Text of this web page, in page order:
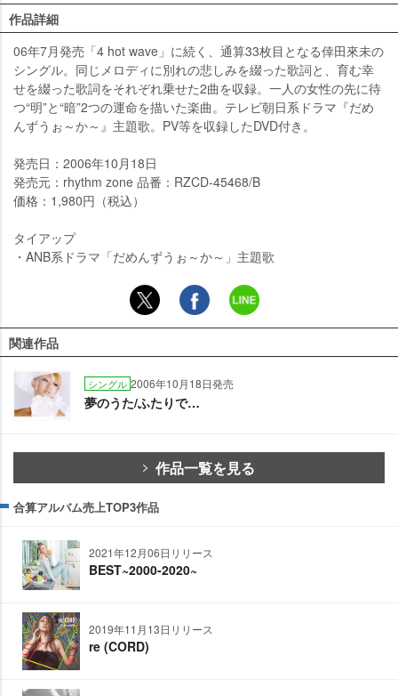
作品詳細
06年7月発売「4 hot wave」に続く、通算33枚目となる倖田來未の
シングル。同じメロディに別れの悲しみを綴った歌詞と、育む幸
せを綴った歌詞をそれぞれ乗せた2曲を収録。一人の女性の先に待
つ“明”と“暗”2つの運命を描いた楽曲。テレビ朝日系ドラマ『だめ
んずうぉ～か～』主題歌。PV等を収録したDVD付き。
発売日：2006年10月18日
発売元：rhythm zone 品番：RZCD-45468/B
価格：1,980円（税込）
タイアップ
・ANB系ドラマ「だめんずうぉ～か～」主題歌
関連作品
シングル 2006年10月18日発売
夢のうた/ふたりで…
作品一覧を見る
合算アルバム売上TOP3作品
2021年12月06日リリース
BEST~2000-2020~
2019年11月13日リリース
re (CORD)